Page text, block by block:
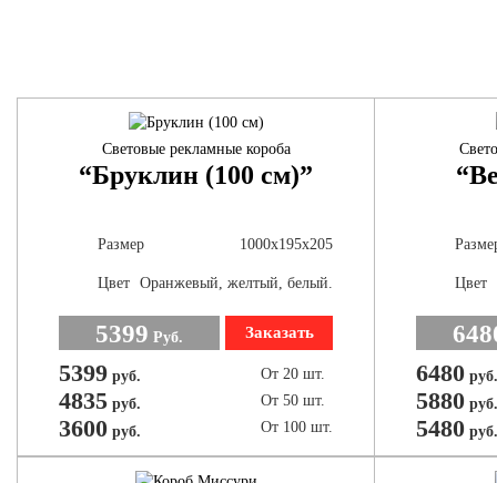
Световые рекламные короба
“Бруклин (100 см)”
Размер 1000х195х205
Цвет Оранжевый, желтый, белый.
5399 Руб. Заказать
5399 руб.
4835 руб.
3600 руб.
От 20 шт.
От 50 шт.
От 100 шт.
Цвет
6480
5880
5480